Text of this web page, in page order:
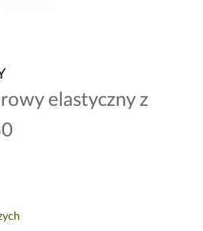
elastyczny z